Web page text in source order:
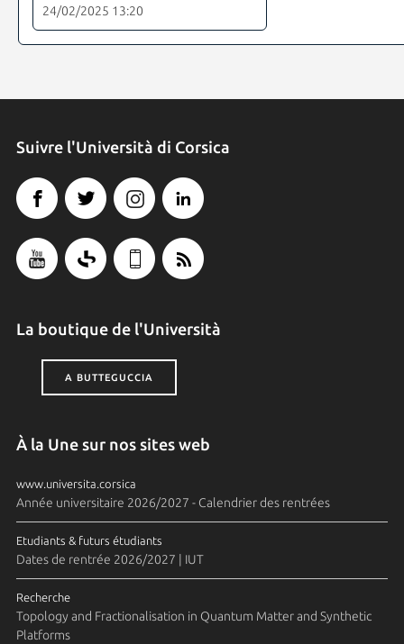
24/02/2025 13:20
Suivre l'Università di Corsica
La boutique de l'Università
A BUTTEGUCCIA
À la Une sur nos sites web
www.universita.corsica
Année universitaire 2026/2027 - Calendrier des rentrées
Etudiants & futurs étudiants
Dates de rentrée 2026/2027 | IUT
Recherche
Topology and Fractionalisation in Quantum Matter and Synthetic
Platforms